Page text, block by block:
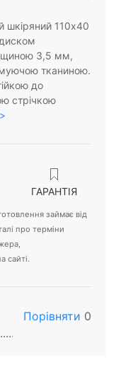
шкіряний 110х40
3,5 мм,
тканиною.
до
стрічкою
ГАРАНТІЯ
займає від
про терміни
сайті.
Порівняти 0